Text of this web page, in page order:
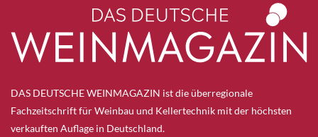
DAS DEUTSCHE WEINMAGAZIN ist die überregionale
Fachzeitschrift für Weinbau und Kellertechnik mit der höchsten
verkauften Auflage in Deutschland.